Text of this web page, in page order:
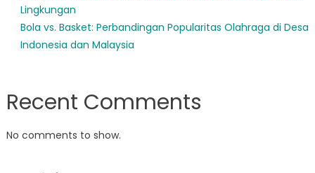
Lingkungan
Bola vs. Basket: Perbandingan Popularitas Olahraga di Desa
Indonesia dan Malaysia
Recent Comments
No comments to show.